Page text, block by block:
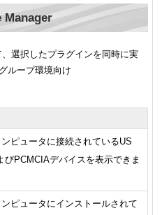
Manager
選択したプラグインを同時に実
ループ環境向け
ピュータに接続されているUS
びPCMCIAデバイスを表示できま
ピュータにインストールされて